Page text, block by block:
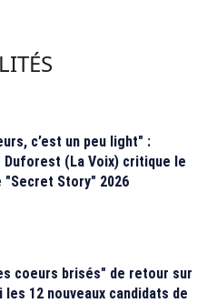
c’est un peu light" :
Duforest (La Voix) critique le
"Secret Story" 2026
coeurs brisés" de retour sur
les 12 nouveaux candidats de